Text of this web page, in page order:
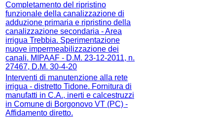
Completamento del ripristino
funzionale della canalizzazione di
adduzione primaria e ripristino della
canalizzazione secondaria - Area
irrigua Trebbia. Sperimentazione
nuove impermeabilizzazione dei
canali. MIPAAF - D.M. 23-12-2011, n.
27467, D.M. 30-4-20
Interventi di manutenzione alla rete
irrigua - distretto Tidone. Fornitura di
manufatti in C.A., inerti e calcestruzzi
in Comune di Borgonovo VT (PC) -
Affidamento diretto.